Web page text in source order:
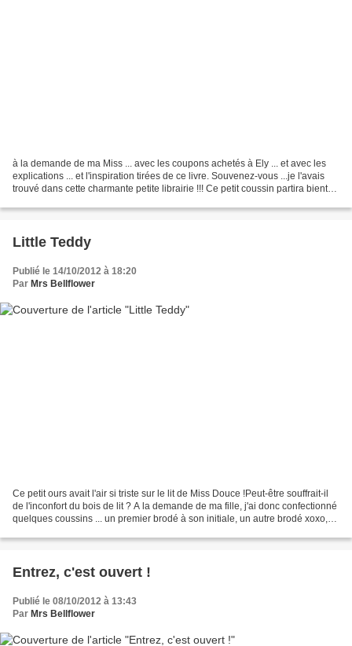
à la demande de ma Miss ... avec les coupons achetés à Ely ... et avec les
explications ... et l'inspiration tirées de ce livre. Souvenez-vous ...je l'avais
trouvé dans cette charmante petite librairie !!! Ce petit coussin partira bientôt
Little Teddy
Publié le 14/10/2012 à 18:20
Par Mrs Bellflower
Ce petit ours avait l'air si triste sur le lit de Miss Douce !Peut-être souffrait-il
de l'inconfort du bois de lit ? A la demande de ma fille, j'ai donc confectionné
quelques coussins ... un premier brodé à son initiale, un autre brodé xoxo,
Entrez, c'est ouvert !
Publié le 08/10/2012 à 13:43
Par Mrs Bellflower